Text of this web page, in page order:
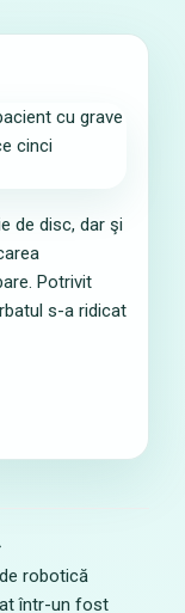
de disc, dar şi
Potrivit
s-a ridicat
robotică
într-un fost